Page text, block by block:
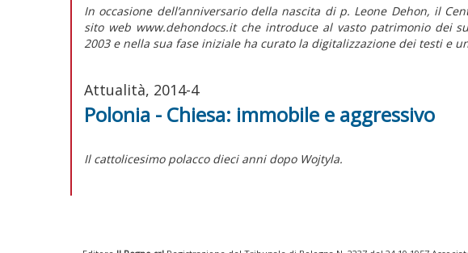
In occasione dell’anniversario della nascita di p. Leone Dehon, il
sito web www.dehondocs.it che introduce al vasto patrimonio dei
2003 e nella sua fase iniziale ha curato la digitalizzazione dei testi e
Attualità, 2014-4
Polonia - Chiesa: immobile e aggressivo
Il cattolicesimo polacco dieci anni dopo Wojtyla.